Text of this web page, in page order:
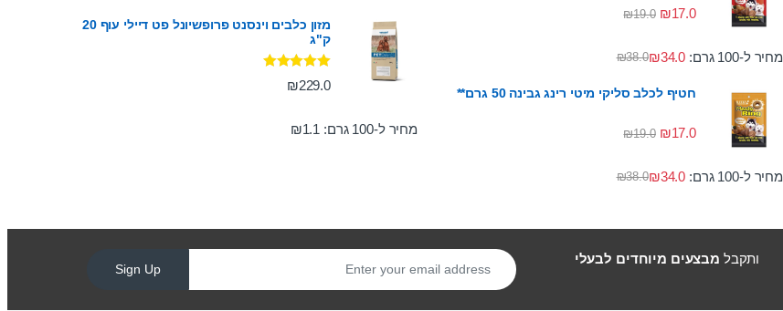
₪17.0
₪19.0
מחיר ל-100 גרם: ₪38.0₪34.0
חטיף לכלב סליקי מיטי רינג גבינה 50 גרם**
₪17.0
₪19.0
מחיר ל-100 גרם: ₪38.0₪34.0
מזון כלבים וינסנט פרופשיונל פט דיילי עוף 20
ק"ג
דורג5.00
מתוך 5 ₪229.0
מחיר ל-100 גרם: ₪1.1
ותקבל מבצעים מיוחדים לבעלי
Sign Up